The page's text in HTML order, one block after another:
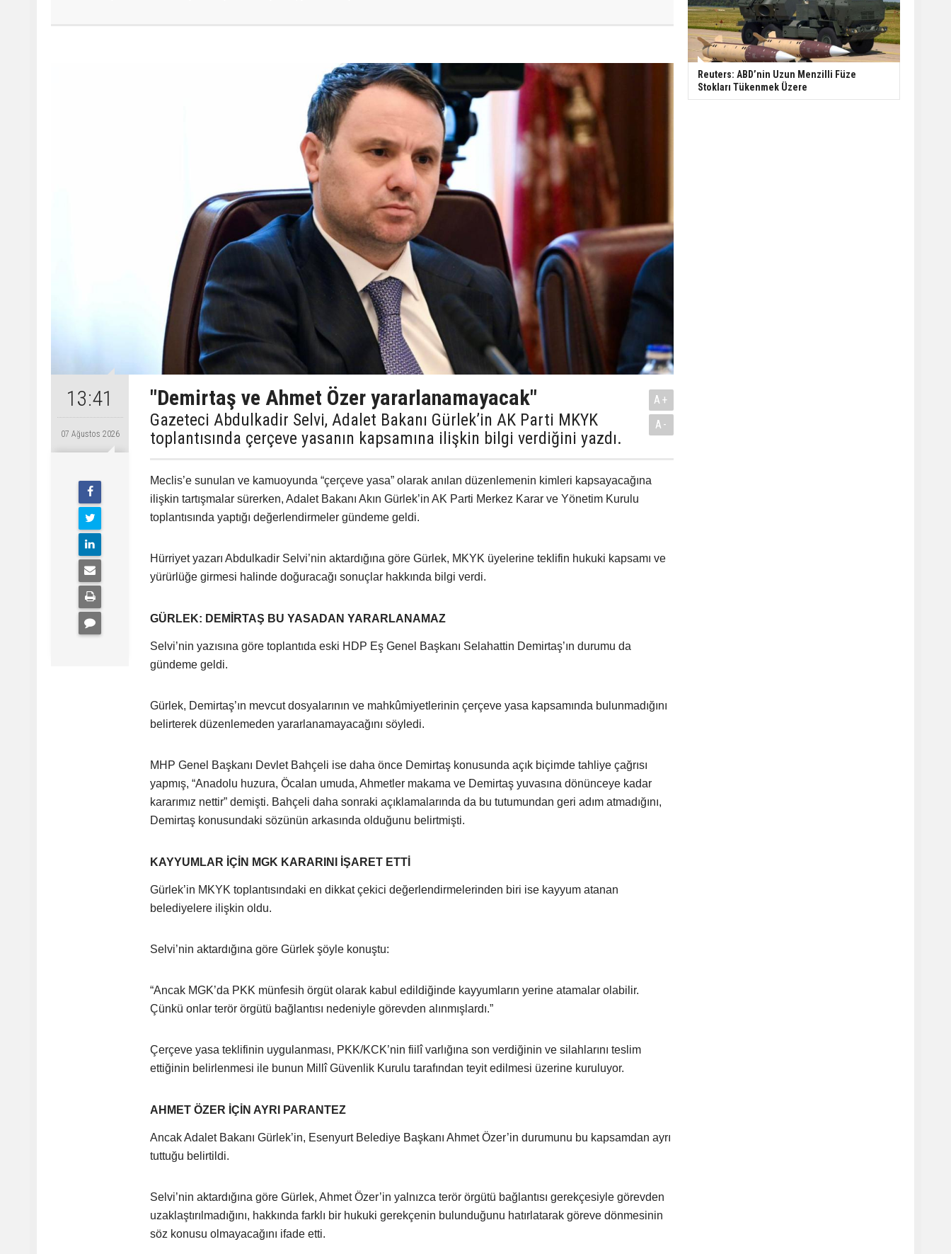
13:41
07 Ağustos 2026
"Demirtaş ve Ahmet Özer yararlanamayacak"
Gazeteci Abdulkadir Selvi, Adalet Bakanı Gürlek’in AK Parti MKYK
toplantısında çerçeve yasanın kapsamına ilişkin bilgi verdiğini yazdı.
A+
A-
Meclis’e sunulan ve kamuoyunda “çerçeve yasa” olarak anılan düzenlemenin kimleri kapsayacağına
ilişkin tartışmalar sürerken, Adalet Bakanı Akın Gürlek’in AK Parti Merkez Karar ve Yönetim Kurulu
toplantısında yaptığı değerlendirmeler gündeme geldi.
Hürriyet yazarı Abdulkadir Selvi’nin aktardığına göre Gürlek, MKYK üyelerine teklifin hukuki kapsamı ve
yürürlüğe girmesi halinde doğuracağı sonuçlar hakkında bilgi verdi.
GÜRLEK: DEMİRTAŞ BU YASADAN YARARLANAMAZ
Selvi’nin yazısına göre toplantıda eski HDP Eş Genel Başkanı Selahattin Demirtaş’ın durumu da
gündeme geldi.
Gürlek, Demirtaş’ın mevcut dosyalarının ve mahkûmiyetlerinin çerçeve yasa kapsamında bulunmadığını
belirterek düzenlemeden yararlanamayacağını söyledi.
MHP Genel Başkanı Devlet Bahçeli ise daha önce Demirtaş konusunda açık biçimde tahliye çağrısı
yapmış, “Anadolu huzura, Öcalan umuda, Ahmetler makama ve Demirtaş yuvasına dönünceye kadar
kararımız nettir” demişti. Bahçeli daha sonraki açıklamalarında da bu tutumundan geri adım atmadığını,
Demirtaş konusundaki sözünün arkasında olduğunu belirtmişti.
KAYYUMLAR İÇİN MGK KARARINI İŞARET ETTİ
Gürlek’in MKYK toplantısındaki en dikkat çekici değerlendirmelerinden biri ise kayyum atanan
belediyelere ilişkin oldu.
Selvi’nin aktardığına göre Gürlek şöyle konuştu:
“Ancak MGK’da PKK münfesih örgüt olarak kabul edildiğinde kayyumların yerine atamalar olabilir.
Çünkü onlar terör örgütü bağlantısı nedeniyle görevden alınmışlardı.”
Çerçeve yasa teklifinin uygulanması, PKK/KCK’nin fiilî varlığına son verdiğinin ve silahlarını teslim
ettiğinin belirlenmesi ile bunun Millî Güvenlik Kurulu tarafından teyit edilmesi üzerine kuruluyor.
AHMET ÖZER İÇİN AYRI PARANTEZ
Ancak Adalet Bakanı Gürlek’in, Esenyurt Belediye Başkanı Ahmet Özer’in durumunu bu kapsamdan ayrı
tuttuğu belirtildi.
Selvi’nin aktardığına göre Gürlek, Ahmet Özer’in yalnızca terör örgütü bağlantısı gerekçesiyle görevden
uzaklaştırılmadığını, hakkında farklı bir hukuki gerekçenin bulunduğunu hatırlatarak göreve dönmesinin
söz konusu olmayacağını ifade etti.
Reuters: ABD’nin Uzun Menzilli Füze
Stokları Tükenmek Üzere